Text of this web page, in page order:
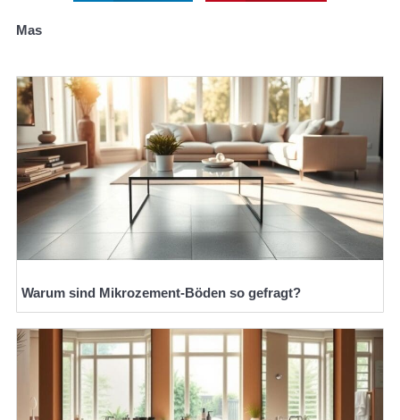
Mas
Warum sind Mikrozement-Böden so gefragt?